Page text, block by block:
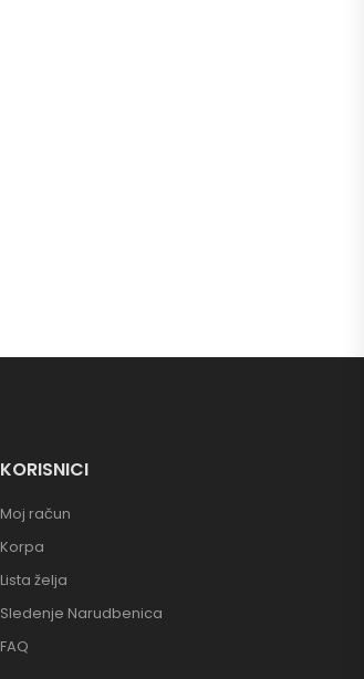
KORISNICI
Moj račun
Korpa
Lista želja
Sledenje Narudbenica
FAQ